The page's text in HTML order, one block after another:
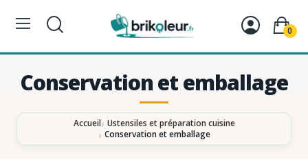
0
Conservation et emballage
Accueil Ustensiles et préparation cuisine
Conservation et emballage